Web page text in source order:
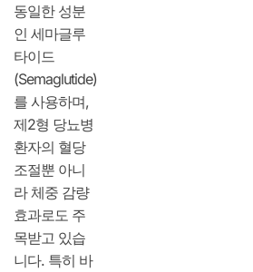
동일한 성분
인 세마글루
타이드
(Semaglutide)
를 사용하며,
제2형 당뇨병
환자의 혈당
조절뿐 아니
라 체중 감량
효과로도 주
목받고 있습
니다. 특히 바